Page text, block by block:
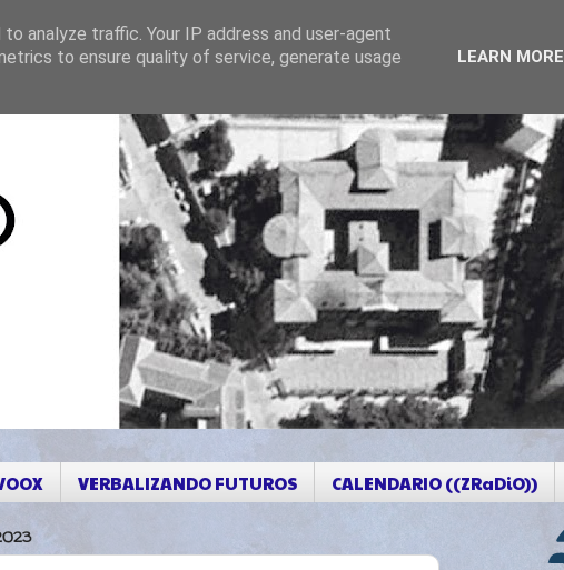
VERBALIZANDO FUTUROS CALENDARIO ((ZRaDiO))
analyze traffic. Your IP address and user-agent
to ensure quality of service, generate usage
LEARN MORE